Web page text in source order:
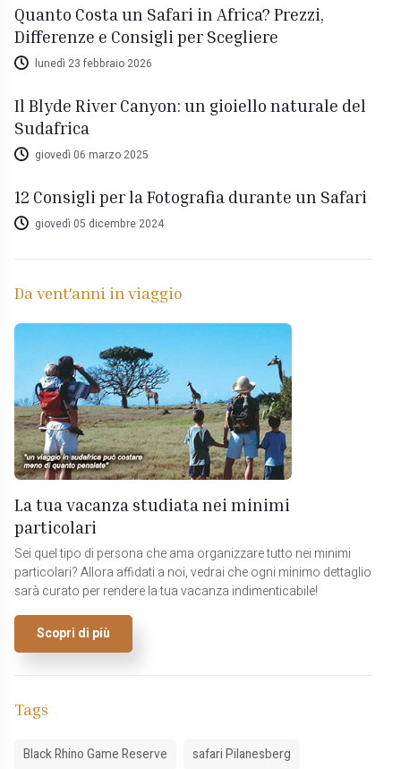
Quanto Costa un Safari in Africa? Prezzi,
Differenze e Consigli per Scegliere
lunedì 23 febbraio 2026
Il Blyde River Canyon: un gioiello naturale del
Sudafrica
giovedì 06 marzo 2025
12 Consigli per la Fotografia durante un Safari
giovedì 05 dicembre 2024
Da vent'anni in viaggio
La tua vacanza studiata nei minimi
particolari
Sei quel tipo di persona che ama organizzare tutto nei minimi
particolari? Allora affidati a noi, vedrai che ogni minimo dettaglio
sarà curato per rendere la tua vacanza indimenticabile!
Scopri di più
Tags
Black Rhino Game Reserve
safari Pilanesberg